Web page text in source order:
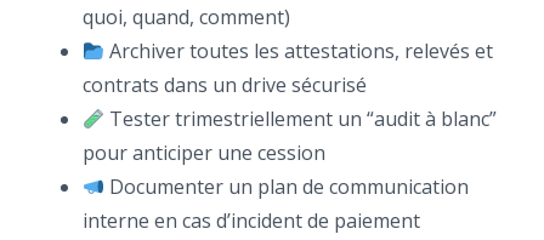
quoi, quand, comment)
Archiver toutes les attestations, relevés et
contrats dans un drive sécurisé
Tester trimestriellement un “audit à blanc”
pour anticiper une cession
Documenter un plan de communication
interne en cas d’incident de paiement